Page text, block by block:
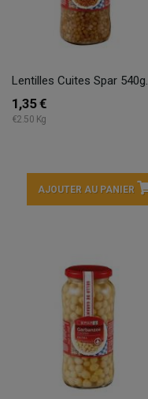
Lentilles Cuites Spar 540g.
1,35 €
€2.50 Kg
AJOUTER AU PANIER